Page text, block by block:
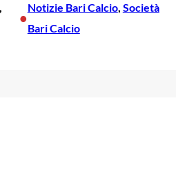
•
Notizie Bari Calcio, Società
Bari Calcio